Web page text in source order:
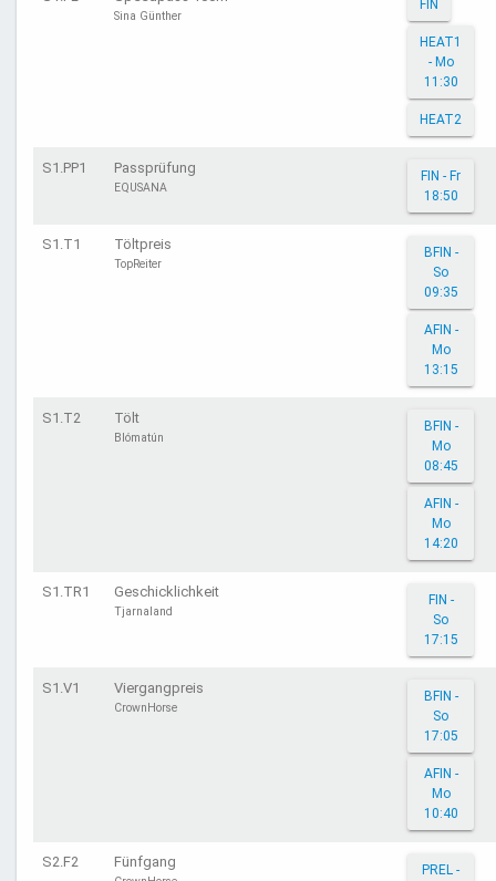
Sina Günther
FIN
HEAT1
- Mo
11:30
HEAT2
S1.PP1 Passprüfung
EQUSANA
FIN - Fr
18:50
S1.T1 Töltpreis
TopReiter
BFIN -
So
09:35
AFIN -
Mo
13:15
S1.T2 Tölt
Blómatún
BFIN -
Mo
08:45
AFIN -
Mo
14:20
S1.TR1 Geschicklichkeit
Tjarnaland
FIN -
So
17:15
S1.V1 Viergangpreis
CrownHorse
BFIN -
So
17:05
AFIN -
Mo
10:40
S2.F2 Fünfgang
PREL -